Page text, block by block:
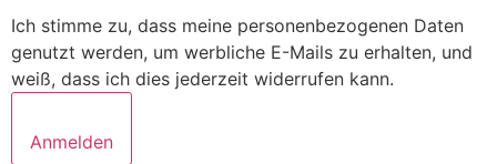
Ich stimme zu, dass meine personenbezogenen Daten
genutzt werden, um werbliche E-Mails zu erhalten, und
weiß, dass ich dies jederzeit widerrufen kann.
Anmelden